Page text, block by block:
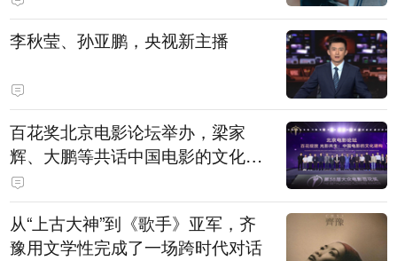
白，主演均为广州本土演员
李秋莹、孙亚鹏，央视新主播
百花奖北京电影论坛举办，梁家
辉、大鹏等共话中国电影的文化建
构
从“上古大神”到《歌手》亚军，齐
豫用文学性完成了一场跨时代对话